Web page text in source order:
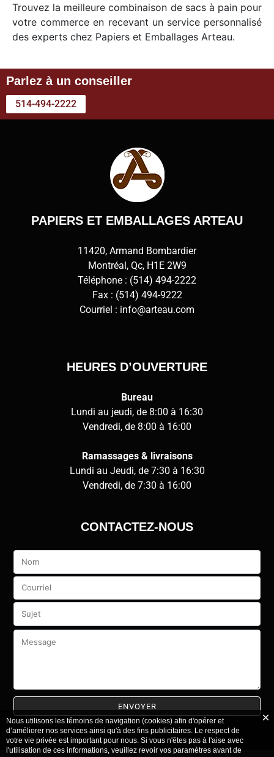
Trouvez la meilleure combinaison de sacs à pain pour
votre commerce en recevant un service personnalisé
des experts chez Papiers et Emballages Arteau.
Parlez à un conseiller
514-494-2222
PAPIERS ET EMBALLAGES ARTEAU
11420, Armand Bombardier
Montréal, Qc, H1E 2W9
Téléphone : (514) 494-2222
Fax : (514) 494-9222
Courriel : info@arteau.com
HEURES D’OUVERTURE
Bureau
Lundi au jeudi, de 8:00 à 16:30
Vendredi, de 8:00 à 16:00
Ramassages & livraisons
Lundi au Jeudi, de 7:30 à 16:30
Vendredi, de 7:30 à 16:00
CONTACTEZ-NOUS
Veuillez
vide.
Nous utilisons les témoins de navigation (cookies) afin d'opérer et
d’améliorer nos services ainsi qu'à des fins publicitaires. Le respect de
votre vie privée est important pour nous. Si vous n'êtes pas à l'aise avec
l'utilisation de ces informations, veuillez revoir vos paramètres avant de